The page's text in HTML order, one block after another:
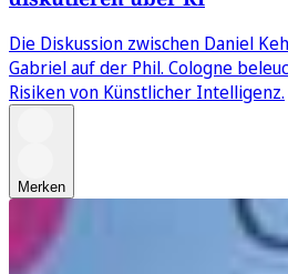
Die Diskussion zwischen Daniel
Gabriel auf der Phil. Cologne
Risiken von Künstlicher Intelligenz.
Merken